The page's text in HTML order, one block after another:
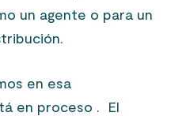
un agente o para un
en esa
en proceso . El